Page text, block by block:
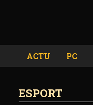
ACTU PC
ESPORT